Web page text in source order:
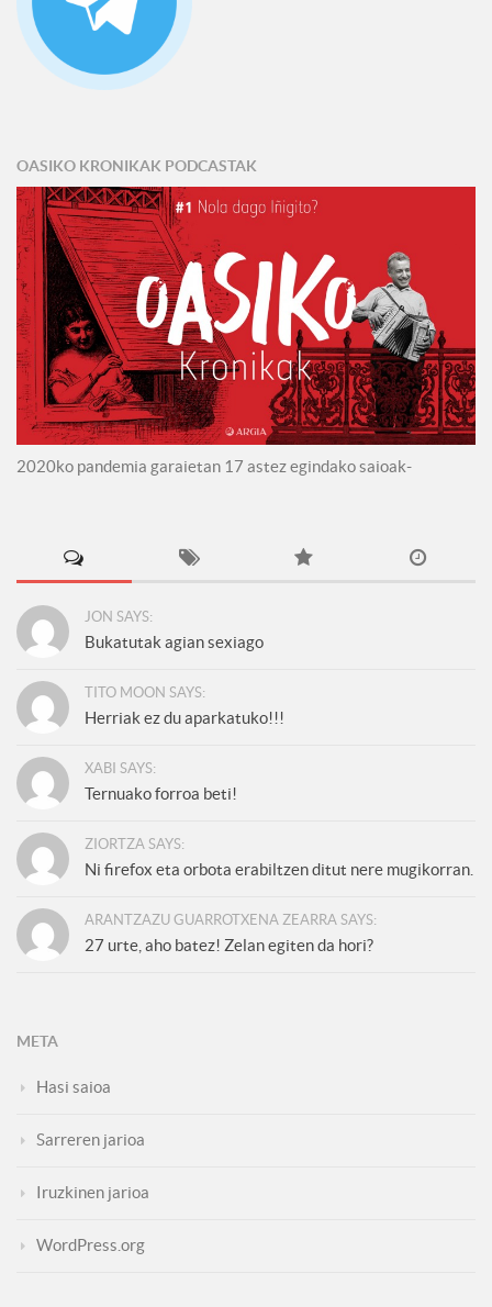
OASIKO KRONIKAK PODCASTAK
2020ko pandemia garaietan 17 astez egindako saioak-
JON SAYS:
Bukatutak agian sexiago
TITO MOON SAYS:
Herriak ez du aparkatuko!!!
XABI SAYS:
Ternuako forroa beti!
ZIORTZA SAYS:
Ni firefox eta orbota erabiltzen ditut nere mugikorran.
ARANTZAZU GUARROTXENA ZEARRA SAYS:
27 urte, aho batez! Zelan egiten da hori?
META
Hasi saioa
Sarreren jarioa
Iruzkinen jarioa
WordPress.org